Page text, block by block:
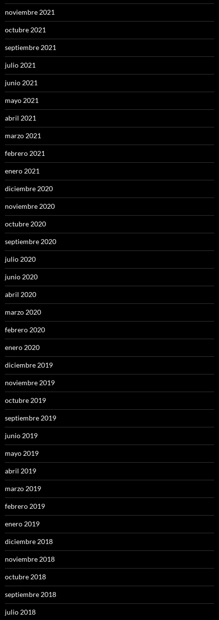
noviembre 2021
octubre 2021
septiembre 2021
julio 2021
junio 2021
mayo 2021
abril 2021
marzo 2021
febrero 2021
enero 2021
diciembre 2020
noviembre 2020
octubre 2020
septiembre 2020
julio 2020
junio 2020
abril 2020
marzo 2020
febrero 2020
enero 2020
diciembre 2019
noviembre 2019
octubre 2019
septiembre 2019
junio 2019
mayo 2019
abril 2019
marzo 2019
febrero 2019
enero 2019
diciembre 2018
noviembre 2018
octubre 2018
septiembre 2018
julio 2018